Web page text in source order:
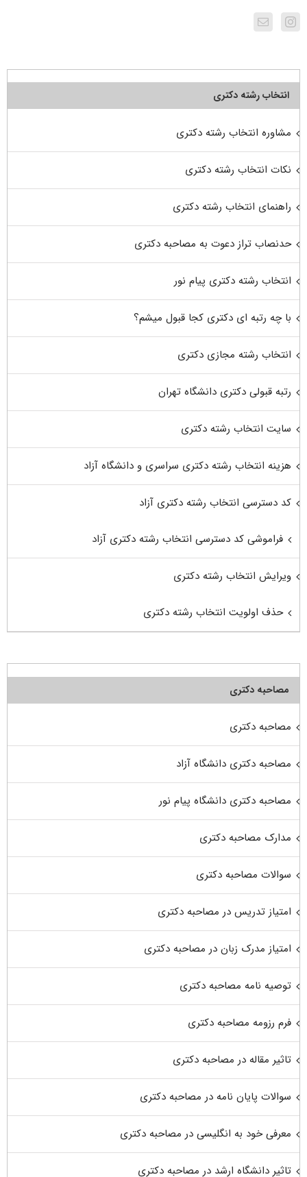
انتخاب رشته دکتری
مشاوره انتخاب رشته دکتری
نکات انتخاب رشته دکتری
راهنمای انتخاب رشته دکتری
حدنصاب تراز دعوت به مصاحبه دکتری
انتخاب رشته دکتری پیام نور
با چه رتبه ای دکتری کجا قبول میشم؟
انتخاب رشته مجازی دکتری
رتبه قبولی دکتری دانشگاه تهران
سایت انتخاب رشته دکتری
هزینه انتخاب رشته دکتری سراسری و دانشگاه آزاد
کد دسترسی انتخاب رشته دکتری آزاد
فراموشی کد دسترسی انتخاب رشته دکتری آزاد
ویرایش انتخاب رشته دکتری
حذف اولویت انتخاب رشته دکتری
مصاحبه دکتری
مصاحبه دکتری
مصاحبه دکتری دانشگاه آزاد
مصاحبه دکتری دانشگاه پیام نور
مدارک مصاحبه دکتری
سوالات مصاحبه دکتری
امتیاز تدریس در مصاحبه دکتری
امتیاز مدرک زبان در مصاحبه دکتری
توصیه نامه مصاحبه دکتری
فرم رزومه مصاحبه دکتری
تاثیر مقاله در مصاحبه دکتری
سوالات پایان نامه در مصاحبه دکتری
معرفی خود به انگلیسی در مصاحبه دکتری
تاثیر دانشگاه ارشد در مصاحبه دکتری